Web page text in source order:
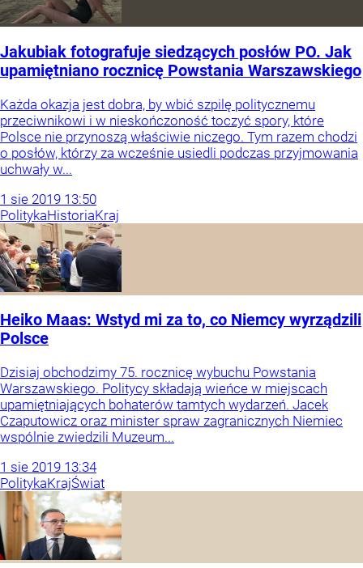
Jakubiak fotografuje siedzących posłów PO. Jak
upamiętniano rocznicę Powstania Warszawskiego
Każda okazja jest dobra, by wbić szpilę politycznemu
przeciwnikowi i w nieskończoność toczyć spory, które
Polsce nie przynoszą właściwie niczego. Tym razem chodzi
o posłów, którzy za wcześnie usiedli podczas przyjmowania
uchwały w...
1 sie 2019 13:50
PolitykaHistoriaKraj
Heiko Maas: Wstyd mi za to, co Niemcy wyrządzili
Polsce
Dzisiaj obchodzimy 75. rocznicę wybuchu Powstania
Warszawskiego. Politycy składają wieńce w miejscach
upamiętniających bohaterów tamtych wydarzeń. Jacek
Czaputowicz oraz minister spraw zagranicznych Niemiec
wspólnie zwiedzili Muzeum...
1 sie 2019 13:34
PolitykaKrajŚwiat